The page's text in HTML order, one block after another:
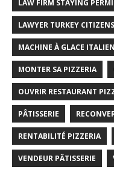
LAW FIRM STAYING
LAWYER TURKEY
MACHINE À GLACE
MONTER SA PIZZERIA
OUVRIR RESTAURANT
PÂTISSERIE
RENTABILITÉ PIZZERIA
VENDEUR PÂTISSERIE